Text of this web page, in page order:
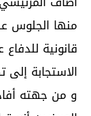
منها الجلوس
قانونية
الاستجابة
و من جهته